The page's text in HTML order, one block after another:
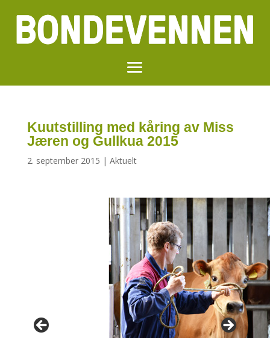
Kuutstilling med kåring av Miss
Jæren og Gullkua 2015
2. september 2015 | Aktuelt